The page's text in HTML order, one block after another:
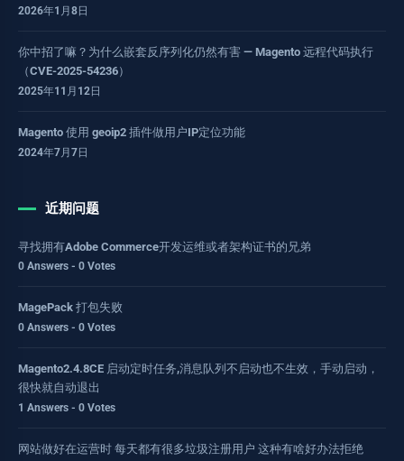
2026年1月8日
你中招了嘛？为什么嵌套反序列化仍然有害 — Magento 远程代码执行
（CVE-2025-54236）
2025年11月12日
Magento 使用 geoip2 插件做用户IP定位功能
2024年7月7日
近期问题
寻找拥有Adobe Commerce开发运维或者架构证书的兄弟
0 Answers - 0 Votes
MagePack 打包失败
0 Answers - 0 Votes
Magento2.4.8CE 启动定时任务,消息队列不启动也不生效，手动启动，
很快就自动退出
1 Answers - 0 Votes
网站做好在运营时 每天都有很多垃圾注册用户 这种有啥好办法拒绝